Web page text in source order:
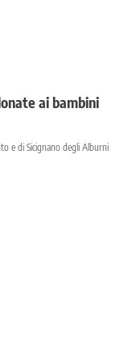
ai bambini
e di Sicignano degli Alburni